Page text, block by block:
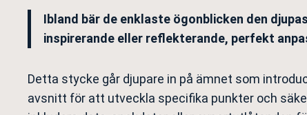
Ibland bär de enklaste ögonblicken den
inspirerande eller reflekterande, perfekt
Detta stycke går djupare in på ämnet som
avsnitt för att utveckla specifika punkter och